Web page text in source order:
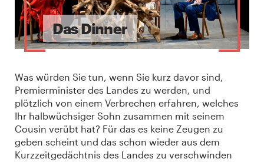
Das Dinner
Was würden Sie tun, wenn Sie kurz davor sind,
Premierminister des Landes zu werden, und
plötzlich von einem Verbrechen erfahren, welches
Ihr halbwüchsiger Sohn zusammen mit seinem
Cousin verübt hat? Für das es keine Zeugen zu
geben scheint und das schon wieder aus dem
Kurzzeitgedächtnis des Landes zu verschwinden